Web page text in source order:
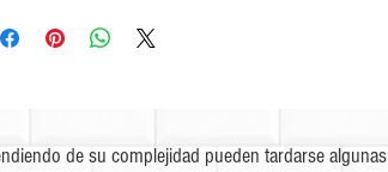
de su complejidad pueden tardarse algunas